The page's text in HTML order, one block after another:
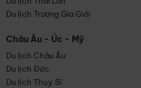
Du lịch Trương Gia Giới
Châu Âu - Úc - Mỹ
Du lịch Châu Âu
Du lịch Đức
Du lịch Thụy Sĩ